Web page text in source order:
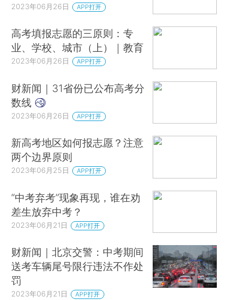
2023年06月26日 APP打开
高考填报志愿的三原则：专
业、学校、城市（上）｜教育
2023年06月26日 APP打开
财新闻｜31省份已公布高考分
数线
2023年06月26日 APP打开
新高考地区如何报志愿？注意
两个边界原则
2023年06月25日 APP打开
“中考弃考”现象再现，谁在劝
差生放弃中考？
2023年06月21日 APP打开
财新闻｜北京交警：中考期间
送考车辆尾号限行违法不作处
罚
2023年06月21日 APP打开